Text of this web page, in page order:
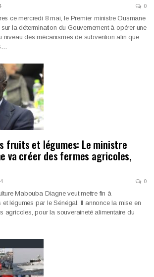
0
ce mercredi 8 mai, le Premier ministre Ousmane
la détermination du Gouvernement à opérer une
niveau des mécanismes de subvention afin que
fruits et légumes: Le ministre
va créer des fermes agricoles,
0
Mabouba Diagne veut mettre fin à
et légumes par le Sénégal. Il annonce la mise en
agricoles, pour la souveraineté alimentaire du